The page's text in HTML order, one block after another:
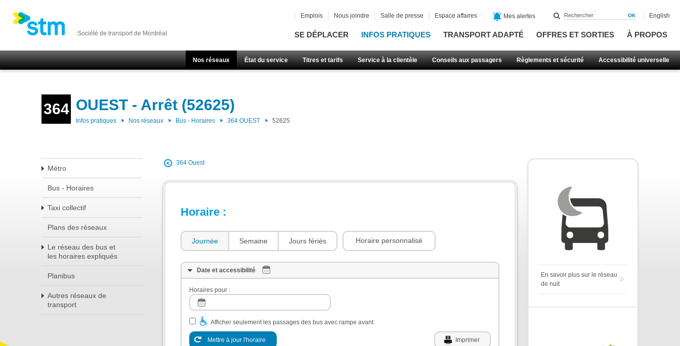
Société de transport de Montréal SE DÉPLACER INFOS PRATIQUES TRANSPORT ADAPTÉ OFFRES ET SORTIES À PROPOS
Nos réseaux État du service Titres et tarifs Service à la clientèle Conseils aux passagers Règlements et sécurité Accessibilité universelle
Emplois Nous joindre Salle de presse Espace affaires Mes alertes English
364 OUEST - Arrêt (52625)
Infos pratiques Nos réseaux Bus - Horaires 364 OUEST 52625
Métro
Bus - Horaires
Taxi collectif
Plans des réseaux
Le réseau des bus et
les horaires expliqués
Planibus
Autres réseaux de
transport
364 Ouest
Horaire :
Journée Semaine Jours fériés Horaire personnalisé
Date et accessibilité
Horaires pour :
Afficher seulement les passages des bus avec rampe avant
Mettre à jour l'horaire Imprimer
En savoir plus sur le réseau
de nuit